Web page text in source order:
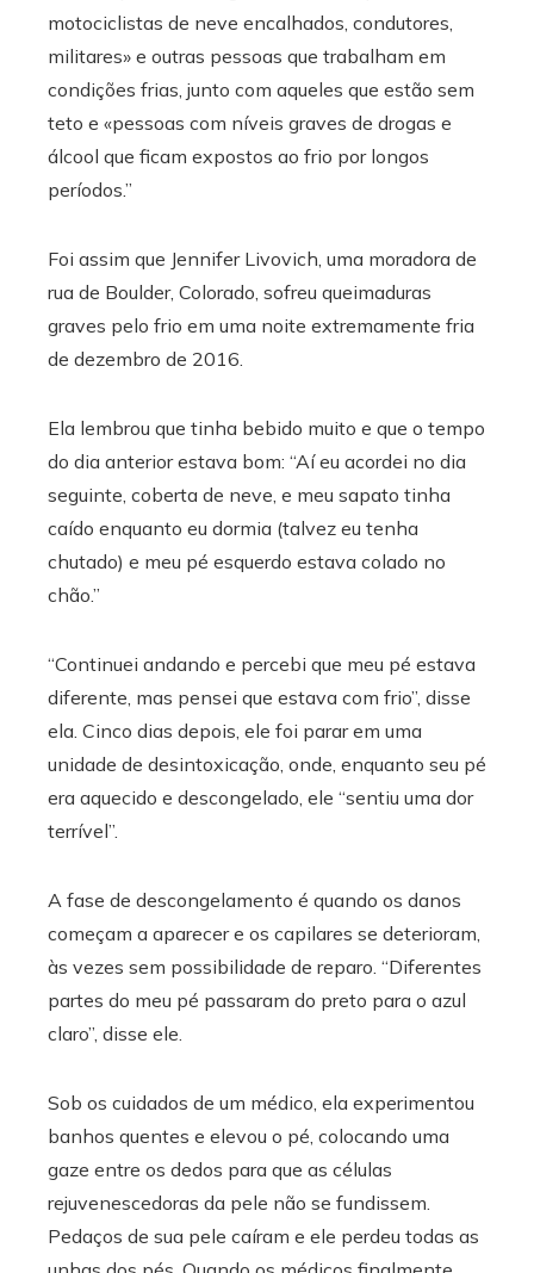
motociclistas de neve encalhados, condutores,
militares» e outras pessoas que trabalham em
condições frias, junto com aqueles que estão sem
teto e «pessoas com níveis graves de drogas e
álcool que ficam expostos ao frio por longos
períodos.”
Foi assim que Jennifer Livovich, uma moradora de
rua de Boulder, Colorado, sofreu queimaduras
graves pelo frio em uma noite extremamente fria
de dezembro de 2016.
Ela lembrou que tinha bebido muito e que o tempo
do dia anterior estava bom: “Aí eu acordei no dia
seguinte, coberta de neve, e meu sapato tinha
caído enquanto eu dormia (talvez eu tenha
chutado) e meu pé esquerdo estava colado no
chão.”
“Continuei andando e percebi que meu pé estava
diferente, mas pensei que estava com frio”, disse
ela. Cinco dias depois, ele foi parar em uma
unidade de desintoxicação, onde, enquanto seu pé
era aquecido e descongelado, ele “sentiu uma dor
terrível”.
A fase de descongelamento é quando os danos
começam a aparecer e os capilares se deterioram,
às vezes sem possibilidade de reparo. “Diferentes
partes do meu pé passaram do preto para o azul
claro”, disse ele.
Sob os cuidados de um médico, ela experimentou
banhos quentes e elevou o pé, colocando uma
gaze entre os dedos para que as células
rejuvenescedoras da pele não se fundissem.
Pedaços de sua pele caíram e ele perdeu todas as